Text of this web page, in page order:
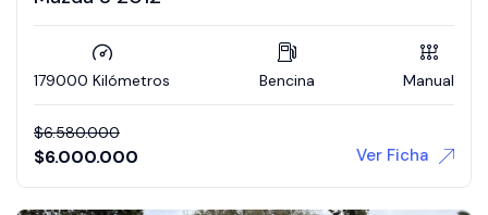
179000 Kilómetros Bencina Manual
$6.580.000
$6.000.000 Ver Ficha